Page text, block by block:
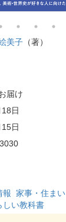
美子 （著）
届け
日
日
報 家事・住まい
しい教科書